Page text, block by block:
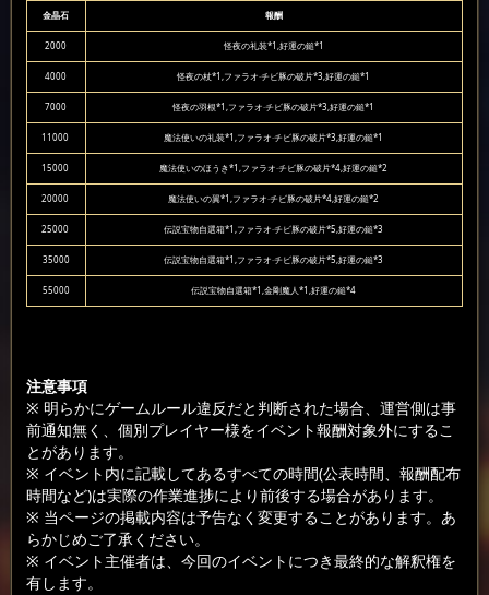
金晶石 報酬
2000 怪夜の礼装*1,好運の鎚*1
4000 怪夜の杖*1,ファラオ·チビ豚の破片*3,好運の鎚*1
7000 怪夜の羽根*1,ファラオ·チビ豚の破片*3,好運の鎚*1
11000 魔法使いの礼装*1,ファラオ·チビ豚の破片*3,好運の鎚*1
15000 魔法使いのほうき*1,ファラオ·チビ豚の破片*4,好運の鎚*2
20000 魔法使いの翼*1,ファラオ·チビ豚の破片*4,好運の鎚*2
25000 伝説宝物自選箱*1,ファラオ·チビ豚の破片*5,好運の鎚*3
35000 伝説宝物自選箱*1,ファラオ·チビ豚の破片*5,好運の鎚*3
55000 伝説宝物自選箱*1,金剛魔人*1,好運の鎚*4
注意事項
※ 明らかにゲームルール違反だと判断された場合、運営側は事
前通知無く、個別プレイヤー様をイベント報酬対象外にするこ
とがあります。
※ イベント内に記載してあるすべての時間(公表時間、報酬配布
時間など)は実際の作業進捗により前後する場合があります。
※ 当ページの掲載内容は予告なく変更することがあります。あ
らかじめご了承ください。
※ イベント主催者は、今回のイベントにつき最終的な解釈権を
有します。